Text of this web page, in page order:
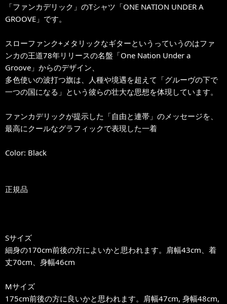
「ファンカデリック」のTシャツ「ONE NATION UNDER A
GROOVE」です。
スローファンク+メタリックなギターというっていうのはファ
ンカの王道78年リリースの名盤「One Nation Under a
Groove」からのデザイン、
多色使いの波打つ旗は、人種や境遇を超えて「グルーヴの下で
一つの国になる」という彼らの壮大な思想を体現しています。
ファンカデリックが提示した「自由と連帯」のメッセージを、
最高にクールなグラフィックで表現した一着
Color: Black
正規品
Sサイズ
細身の170cm前後の方によいかと思われます。肩幅43cm、着
丈70cm、身幅46cm
Mサイズ
175cm前後の方に良いかと思われます。肩幅47cm, 身幅48cm,